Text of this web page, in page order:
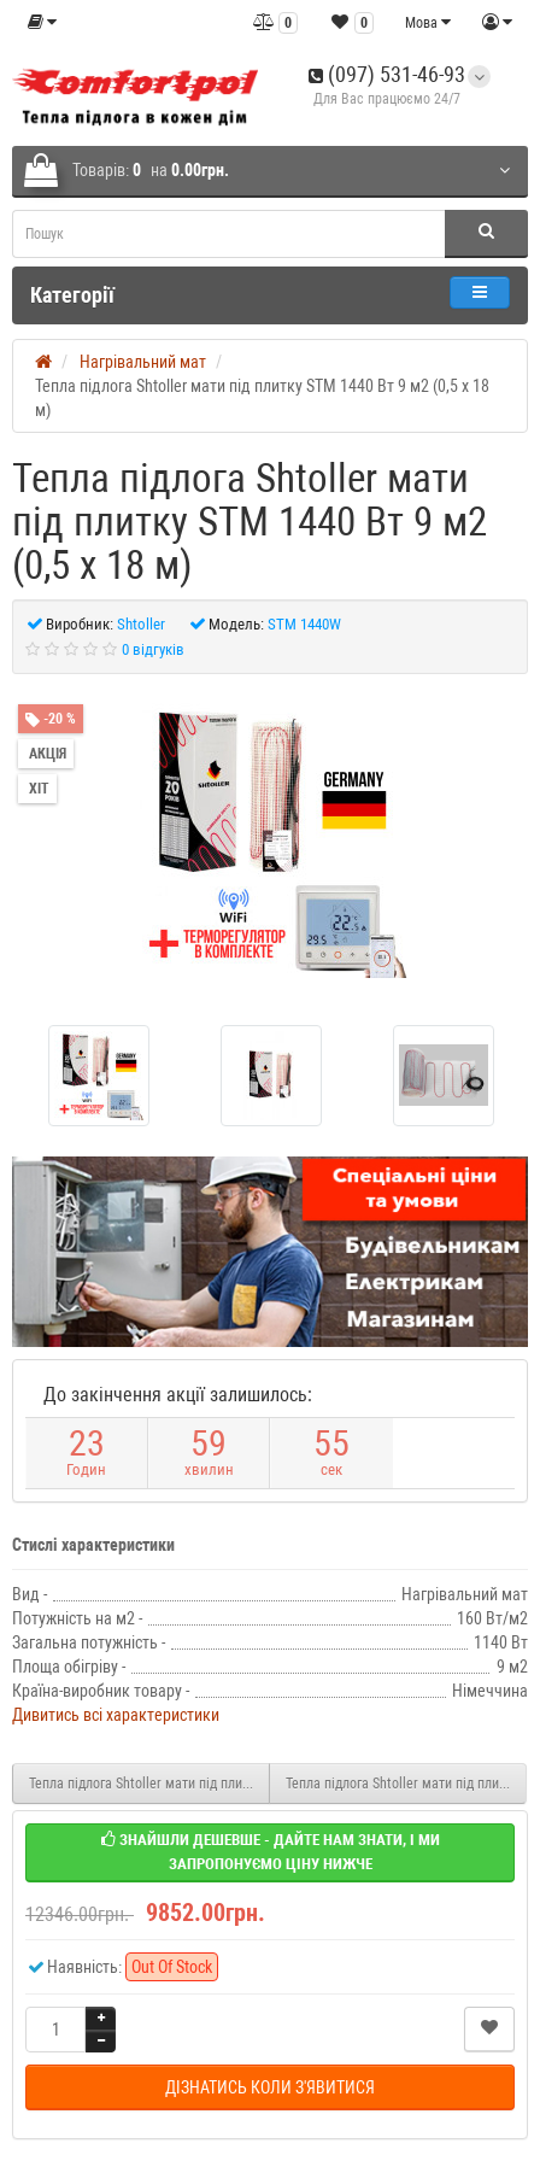
Мова
0
0
(097) 531-46-93
Для Вас працюємо 24/7
Товарів:0 на 0.00грн.
Категорії
Нагрівальний мат
Тепла підлога Shtoller мати під плитку STM 1440 Вт 9 м2 (0,5 х 18
м)
Тепла підлога Shtoller мати
під плитку STM 1440 Вт 9 м2
(0,5 х 18 м)
Виробник: Shtoller Модель: STM 1440W
0 відгуків
-20 %
АКЦІЯ
ХІТ
До закінчення акції залишилось:
23
Годин
59
хвилин
54
сек
Стислі характеристики
Вид -
Нагрівальний мат
Потужність на м2 -
160 Вт/м2
Загальна потужність -
1140 Вт
Площа обігріву -
9 м2
Країна-виробник товару -
Німеччина
Дивитись всі характеристики
Тепла підлога Shtoller мати під плитку STM 120 Вт 0.75 м2 (0,5 х 1,5 м)
Тепла підлога Shtoller мати під плитку
ЗНАЙШЛИ ДЕШЕВШЕ - ДАЙТЕ НАМ ЗНАТИ, І МИ
ЗАПРОПОНУЄМО ЦІНУ НИЖЧЕ
12346.00грн. 9852.00грн.
Наявність: Out Of Stock
ДІЗНАТИСЬ КОЛИ З'ЯВИТИСЯ